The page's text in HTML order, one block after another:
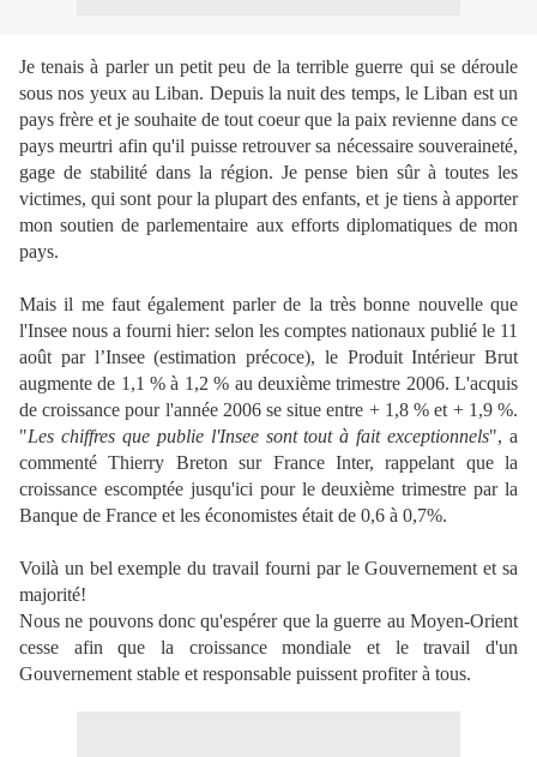
Je tenais à parler un petit peu de la terrible guerre qui se déroule
sous nos yeux au Liban. Depuis la nuit des temps, le Liban est un
pays frère et je souhaite de tout coeur que la paix revienne dans ce
pays meurtri afin qu'il puisse retrouver sa nécessaire souveraineté,
gage de stabilité dans la région. Je pense bien sûr à toutes les
victimes, qui sont pour la plupart des enfants, et je tiens à apporter
mon soutien de parlementaire aux efforts diplomatiques de mon
pays.
Mais il me faut également parler de la très bonne nouvelle que
l'Insee nous a fourni hier: selon les comptes nationaux publié le 11
août par l’Insee (estimation précoce), le Produit Intérieur Brut
augmente de 1,1 % à 1,2 % au deuxième trimestre 2006. L'acquis
de croissance pour l'année 2006 se situe entre + 1,8 % et + 1,9 %.
"Les chiffres que publie l'Insee sont tout à fait exceptionnels", a
commenté Thierry Breton sur France Inter, rappelant que la
croissance escomptée jusqu'ici pour le deuxième trimestre par la
Banque de France et les économistes était de 0,6 à 0,7%.
Voilà un bel exemple du travail fourni par le Gouvernement et sa
majorité!
Nous ne pouvons donc qu'espérer que la guerre au Moyen-Orient
cesse afin que la croissance mondiale et le travail d'un
Gouvernement stable et responsable puissent profiter à tous.